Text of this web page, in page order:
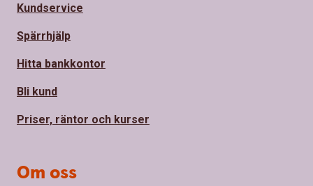
Kundservice
Spärrhjälp
Hitta bankkontor
Bli kund
Priser, räntor och kurser
Om oss